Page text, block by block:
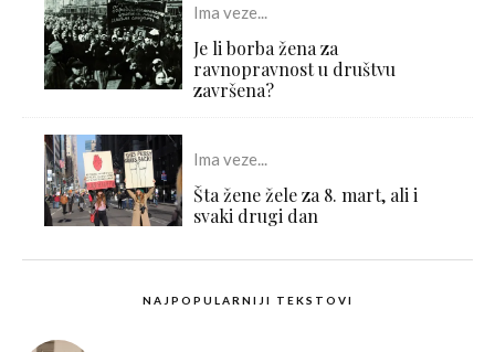
Ima veze...
Je li borba žena za
ravnopravnost u društvu
završena?
Ima veze...
Šta žene žele za 8. mart, ali i
svaki drugi dan
NAJPOPULARNIJI TEKSTOVI